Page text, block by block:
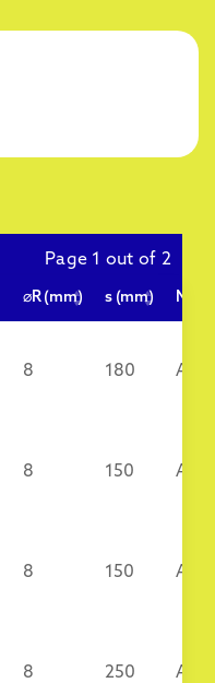
Page 1 out of 2
⌀R (mm) s (mm) Mtr
8 180
8 150
8 150
8 250